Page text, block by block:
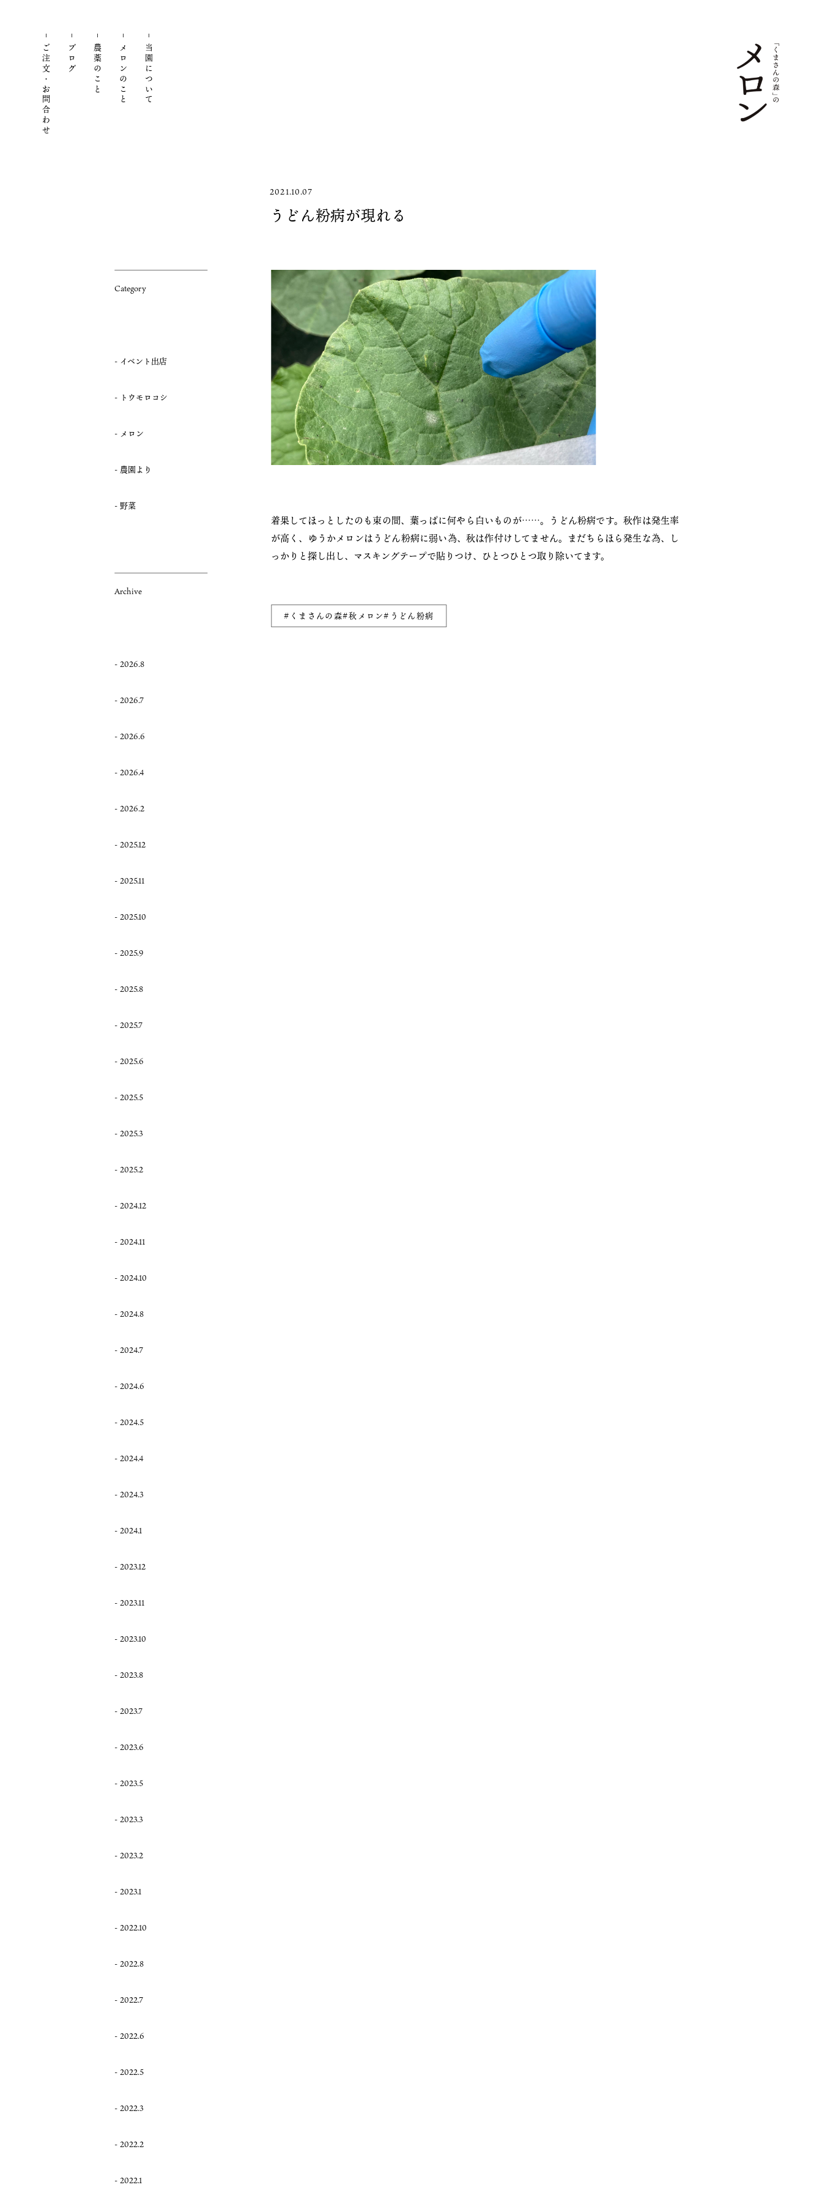
当園について
メロンのこと
農薬のこと
ブログ
ご注文・お問合わせ
2021.10.07
うどん粉病が現れる
着果してほっとしたのも束の間、葉っぱに何やら白いものが……。うどん粉病です。秋作は発生率
が高く、ゆうかメロンはうどん粉病に弱い為、秋は作付けしてません。まだちらほら発生な為、し
っかりと探し出し、マスキングテープで貼りつけ、ひとつひとつ取り除いてます。
#くまさんの森#秋メロン#うどん粉病
Category
イベント出店
トウモロコシ
メロン
農園より
野菜
Archive
2026.8
2026.7
2026.6
2026.4
2026.2
2025.12
2025.11
2025.10
2025.9
2025.8
2025.7
2025.6
2025.5
2025.3
2025.2
2024.12
2024.11
2024.10
2024.8
2024.7
2024.6
2024.5
2024.4
2024.3
2024.1
2023.12
2023.11
2023.10
2023.8
2023.7
2023.6
2023.5
2023.3
2023.2
2023.1
2022.10
2022.8
2022.7
2022.6
2022.5
2022.3
2022.2
2022.1